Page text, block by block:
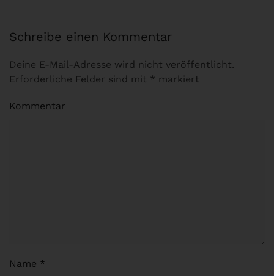
Schreibe einen Kommentar
Deine E-Mail-Adresse wird nicht veröffentlicht.
Erforderliche Felder sind mit * markiert
Kommentar
Name *